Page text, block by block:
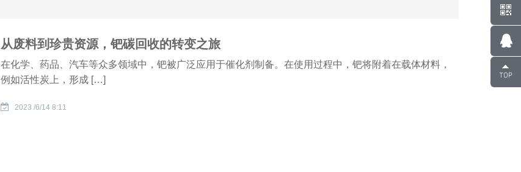
从废料到珍贵资源，钯碳回收的转变之旅
在化学、药品、汽车等众多领域中，钯被广泛应用于催化剂制备。在使用过程中，钯将附着在载体材料，
例如活性炭上，形成 […]
2023 /6/14 8:11